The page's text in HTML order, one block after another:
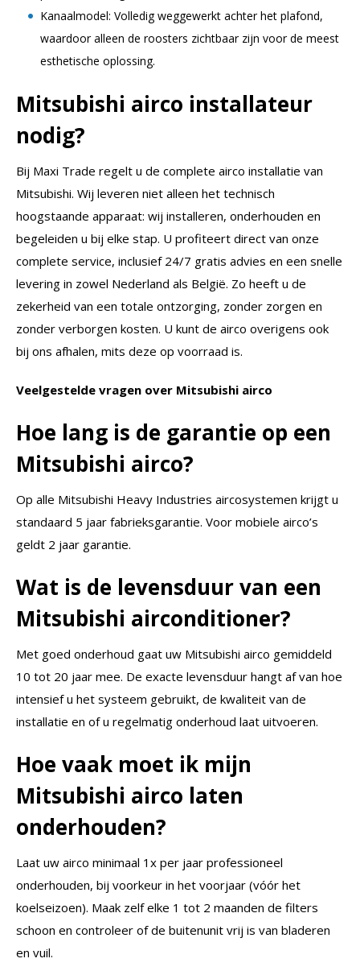
Kanaalmodel: Volledig weggewerkt achter het plafond,
waardoor alleen de roosters zichtbaar zijn voor de meest
esthetische oplossing.
Mitsubishi airco installateur
nodig?
Bij Maxi Trade regelt u de complete airco installatie van
Mitsubishi. Wij leveren niet alleen het technisch
hoogstaande apparaat: wij installeren, onderhouden en
begeleiden u bij elke stap. U profiteert direct van onze
complete service, inclusief 24/7 gratis advies en een snelle
levering in zowel Nederland als België. Zo heeft u de
zekerheid van een totale ontzorging, zonder zorgen en
zonder verborgen kosten. U kunt de airco overigens ook
bij ons afhalen, mits deze op voorraad is.
Veelgestelde vragen over Mitsubishi airco
Hoe lang is de garantie op een
Mitsubishi airco?
Op alle Mitsubishi Heavy Industries aircosystemen krijgt u
standaard 5 jaar fabrieksgarantie. Voor mobiele airco’s
geldt 2 jaar garantie.
Wat is de levensduur van een
Mitsubishi airconditioner?
Met goed onderhoud gaat uw Mitsubishi airco gemiddeld
10 tot 20 jaar mee. De exacte levensduur hangt af van hoe
intensief u het systeem gebruikt, de kwaliteit van de
installatie en of u regelmatig onderhoud laat uitvoeren.
Hoe vaak moet ik mijn
Mitsubishi airco laten
onderhouden?
Laat uw airco minimaal 1x per jaar professioneel
onderhouden, bij voorkeur in het voorjaar (vóór het
koelseizoen). Maak zelf elke 1 tot 2 maanden de filters
schoon en controleer of de buitenunit vrij is van bladeren
en vuil.